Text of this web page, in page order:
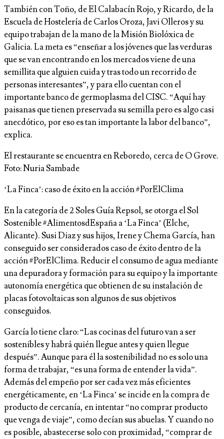
También con Toño, de El Calabacín Rojo, y Ricardo, de la
Escuela de Hostelería de Carlos Oroza, Javi Olleros y su
equipo trabajan de la mano de la Misión Biolóxica de
Galicia. La meta es “enseñar a los jóvenes que las verduras
que se van encontrando en los mercados viene de una
semillita que alguien cuida y tras todo un recorrido de
personas interesantes”, y para ello cuentan con el
importante banco de germoplasma del CISC. “Aquí hay
paisanas que tienen preservada su semilla pero es algo casi
anecdótico, por eso es tan importante la labor del banco”,
explica.
El restaurante se encuentra en Reboredo, cerca de O Grove.
Foto: Nuria Sambade
‘La Finca’: caso de éxito en la acción #PorElClima
En la categoría de 2 Soles Guía Repsol, se otorga el Sol
Sostenible #AlimentosdEspaña a ‘La Finca’ (Elche,
Alicante). Susi Diaz y sus hijos, Irene y Chema García, han
conseguido ser considerados caso de éxito dentro de la
acción #PorElClima. Reducir el consumo de agua mediante
una depuradora y formación para su equipo y la importante
autonomía energética que obtienen de su instalación de
placas fotovoltaicas son algunos de sus objetivos
conseguidos.
García lo tiene claro: “Las cocinas del futuro van a ser
sostenibles y habrá quién llegue antes y quien llegue
después”. Aunque para él la sostenibilidad no es solo una
forma de trabajar, “es una forma de entender la vida”.
Además del empeño por ser cada vez más eficientes
energéticamente, en ‘La Finca’ se incide en la compra de
producto de cercanía, en intentar “no comprar producto
que venga de viaje”, como decían sus abuelas. Y cuando no
es posible, abastecerse solo con proximidad, “comprar de